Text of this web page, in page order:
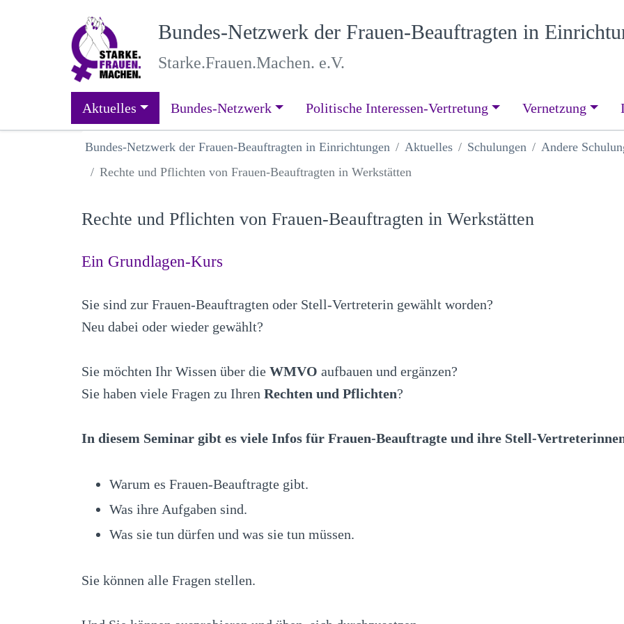
Bundes-Netzwerk der Frauen-Beauftragten in
Starke.Frauen.Machen. e.V.
Navigation überspringen
Aktuelles Bundes-Netzwerk Politische Interessen-Vertretung Vernetzung
Bundes-Netzwerk der Frauen-Beauftragten in Einrichtungen Aktuelles Schulungen
Andere
Rechte und Pflichten von Frauen-Beauftragten in Werkstätten
Rechte und Pflichten von Frauen-Beauftragten in Werkstätten
Ein Grundlagen-Kurs
Sie sind zur Frauen-Beauftragten oder Stell-Vertreterin gewählt worden?
Neu dabei oder wieder gewählt?
Sie möchten Ihr Wissen über die WMVO aufbauen und ergänzen?
Sie haben viele Fragen zu Ihren Rechten und Pflichten?
In diesem Seminar gibt es viele Infos für Frauen-Beauftragte und ihre Stell-
Warum es Frauen-Beauftragte gibt.
Was ihre Aufgaben sind.
Was sie tun dürfen und was sie tun müssen.
Sie können alle Fragen stellen.